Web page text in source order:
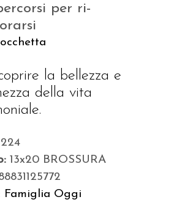
per ri-
la bellezza e
della vita
224
13x20 BROSSURA
Famiglia Oggi